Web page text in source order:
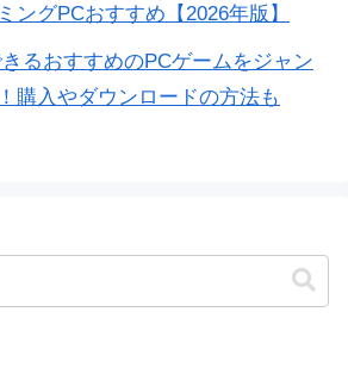
ングPCおすすめ【2026年版】
るおすすめのPCゲームをジャン
購入やダウンロードの方法も